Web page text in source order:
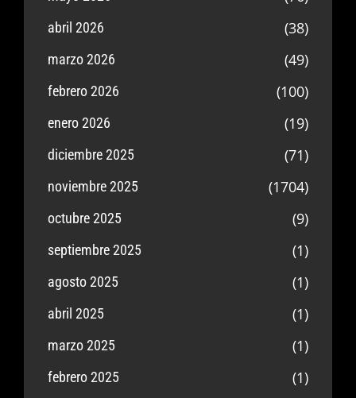
abril 2026 (38)
marzo 2026 (49)
febrero 2026 (100)
enero 2026 (19)
diciembre 2025 (71)
noviembre 2025 (1704)
octubre 2025 (9)
septiembre 2025 (1)
agosto 2025 (1)
abril 2025 (1)
marzo 2025 (1)
febrero 2025 (1)